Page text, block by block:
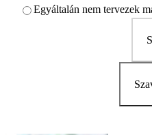
Egyáltalán nem tervezek